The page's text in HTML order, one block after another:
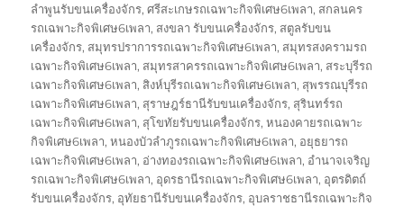
ลำพูนรับขนเครื่องจักร,ศรีสะเกษรถเฉพาะกิจพิเศษ6เพลา, สกลนคร
รถเฉพาะกิจพิเศษ6เพลา, สงขลา รับขนเครื่องจักร, สตูลรับขน
เครื่องจักร, สมุทรปราการรถเฉพาะกิจพิเศษ6เพลา, สมุทรสงครามรถ
เฉพาะกิจพิเศษ6เพลา, สมุทรสาครรถเฉพาะกิจพิเศษ6เพลา, สระบุรีรถ
เฉพาะกิจพิเศษ6เพลา, สิงห์บุรีรถเฉพาะกิจพิเศษ6เพลา, สุพรรณบุรีรถ
เฉพาะกิจพิเศษ6เพลา, สุราษฎร์ธานีรับขนเครื่องจักร, สุรินทร์รถ
เฉพาะกิจพิเศษ6เพลา, สุโขทัยรับขนเครื่องจักร,หนองคายรถเฉพาะ
กิจพิเศษ6เพลา,หนองบัวลำภูรถเฉพาะกิจพิเศษ6เพลา, อยุธยารถ
เฉพาะกิจพิเศษ6เพลา, อ่างทองรถเฉพาะกิจพิเศษ6เพลา, อำนาจเจริญ
รถเฉพาะกิจพิเศษ6เพลา, อุดรธานีรถเฉพาะกิจพิเศษ6เพลา, อุตรดิตถ์
รับขนเครื่องจักร, อุทัยธานีรับขนเครื่องจักร, อุบลราชธานีรถเฉพาะกิจ